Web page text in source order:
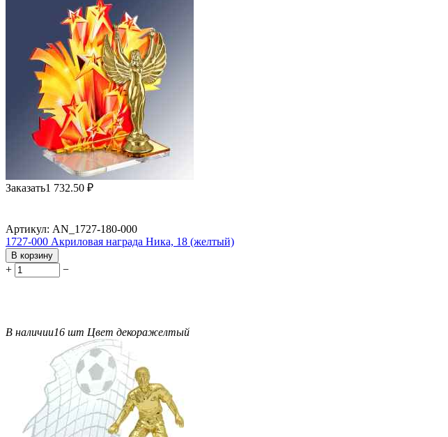
Заказать1 732.50 ₽
Артикул: AN_1727-180-000
1727-000 Акриловая награда Ника, 18 (желтый)
В корзину
+ −
В наличии16 шт Цвет декоражелтый